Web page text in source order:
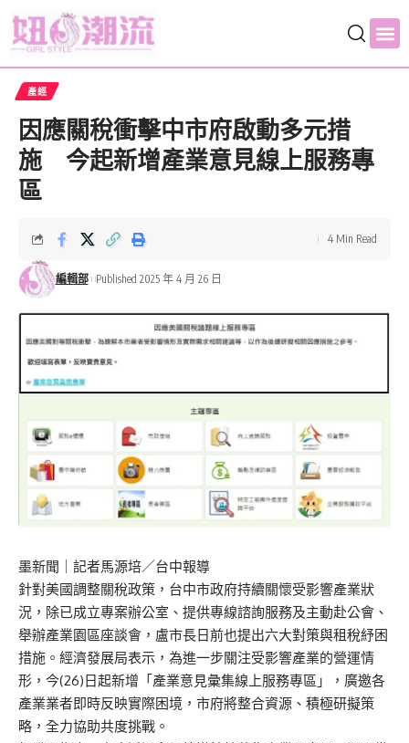
產經
因應關稅衝擊中市府啟動多元措
施 今起新增產業意見線上服務專
區
編輯部 Published 2025 年 4 月 26 日
4 Min Read
墨新聞
｜記者馬源培／台中報導
針對美國調整關稅政策，台中市政府持續關懷受影響產業狀
況，除已成立專案辦公室、提供專線諮詢服務及主動赴公會、
舉辦產業園區座談會，盧市長日前也提出六大對策與租稅紓困
措施。經濟發展局表示，為進一步關注受影響產業的營運情
形，今(26)日起新增「產業意見彙集線上服務專區」，廣邀各
產業業者即時反映實際困境，市府將整合資源、積極研擬策
略，全力協助共度挑戰。